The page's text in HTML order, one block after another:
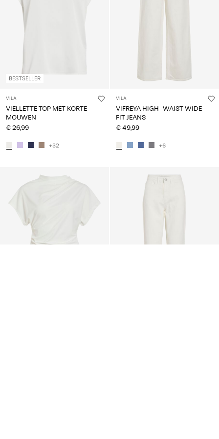
BESTSELLER
VILA
VIELLETTE TOP MET KORTE
MOUWEN
€ 26,99
+32
VILA
VIFREYA HIGH-WAIST WIDE
FIT JEANS
€ 49,99
+6